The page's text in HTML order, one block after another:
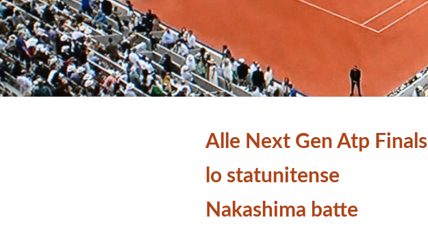
Alle Next Gen Atp Finals
lo statunitense
Nakashima batte